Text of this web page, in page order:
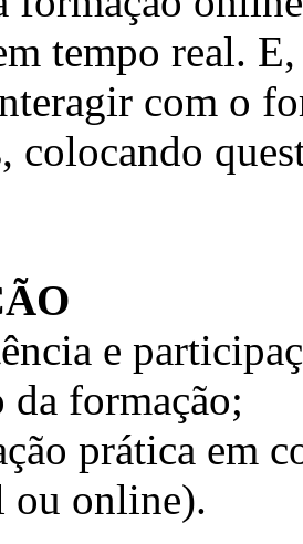
tempo real.
com o
colocando
e
da formação;
prática em
ou online).